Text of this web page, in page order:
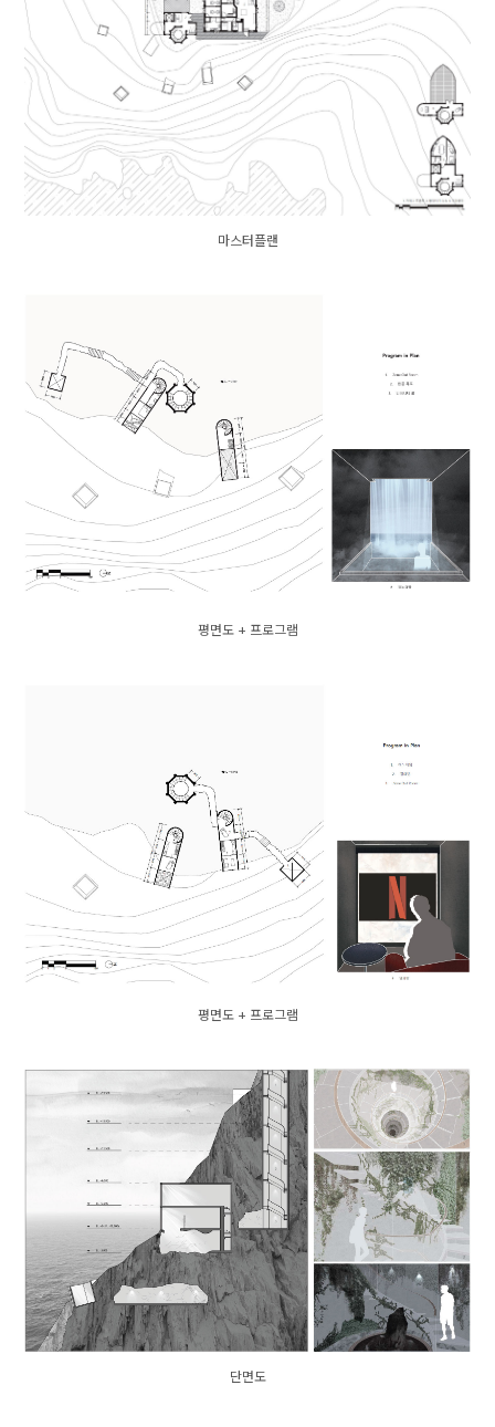
마스터플랜
평면도 + 프로그램
평면도 + 프로그램
단면도